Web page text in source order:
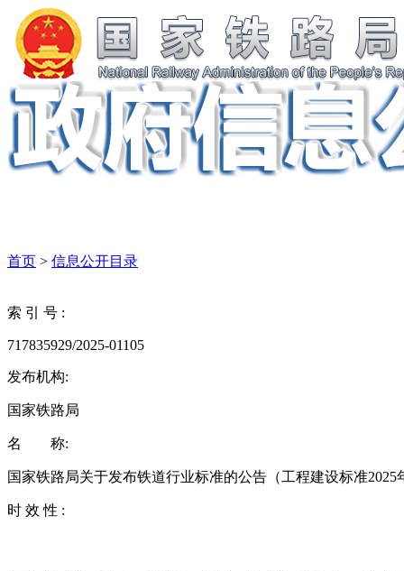
首页 > 信息公开目录
索 引 号 :
717835929/2025-01105
发布机构:
国家铁路局
名 称:
国家铁路局关于发布铁道行业标准的公告（工程建设标准2025
时 效 性 :